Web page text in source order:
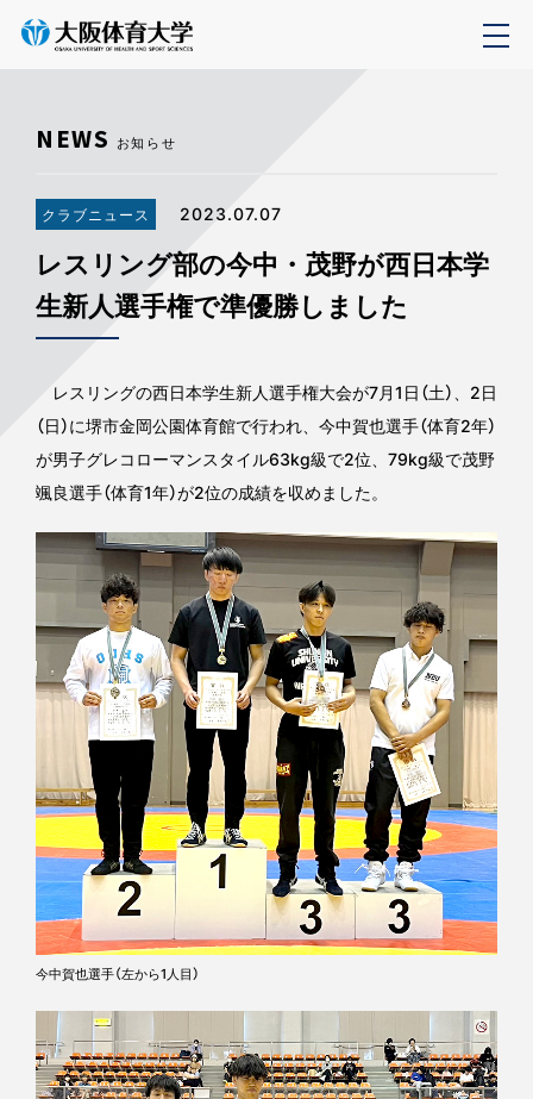
NEWS お知らせ
クラブニュース 2023.07.07
レスリング部の今中・茂野が西日本学
生新人選手権で準優勝しました
レスリングの西日本学生新人選手権大会が7月1日（土）、2日
（日）に堺市金岡公園体育館で行われ、今中賀也選手（体育2年）
が男子グレコローマンスタイル63kg級で2位、79kg級で茂野
颯良選手（体育1年）が2位の成績を収めました。
今中賀也選手（左から1人目）